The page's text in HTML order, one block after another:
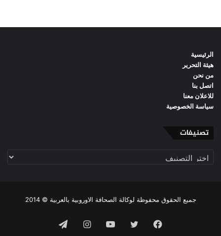
الرئيسية
هيئة التحرير
من نحن
اتصل بنا
للاعلان معنا
سياسة الخصوصية
تصنيفات
تصنيفات
جميع الحقوق محفوظة لوكالة الصحافة الاوروبية بالعربية © 2014
فيسبوك تويتر يوتيوبانستقرامتيلقرام